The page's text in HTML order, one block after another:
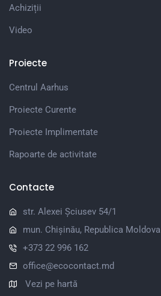
Achiziții
Video
Proiecte
Centrul Aarhus
Proiecte Curente
Proiecte Implimentate
Rapoarte de activitate
Contacte
str. Alexei Șciusev 54/1
mun. Chișinău, Republica Moldova
+373 22 996 162
office@ecocontact.md
Vezi pe hartă